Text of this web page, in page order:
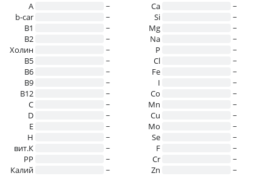
A
~
b-car
~
В1
~
B2
~
Холин
~
B5
~
B6
~
B9
~
B12
~
C
~
D
~
E
~
H
~
вит.К
~
PP
~
Калий
~
Ca
~
Si
~
Mg
~
Na
~
P
~
Cl
~
Fe
~
I
~
Co
~
Mn
~
Cu
~
Mo
~
Se
~
F
~
Cr
~
Zn
~